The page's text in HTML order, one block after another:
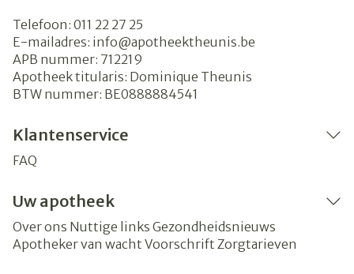
Telefoon: 011 22 27 25
E-mailadres: info@apotheektheunis.be
APB nummer: 712219
Apotheek titularis: Dominique Theunis
BTW nummer: BE0888884541
Klantenservice
FAQ
Uw apotheek
Over ons Nuttige links Gezondheidsnieuws
Apotheker van wacht Voorschrift Zorgtarieven